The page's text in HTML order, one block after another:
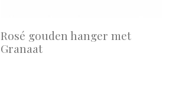
Rosé gouden hanger met
Granaat